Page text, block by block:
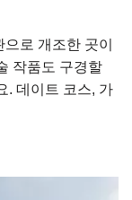
로 개조한 곳이
작품도 구경할
. 데이트 코스, 가